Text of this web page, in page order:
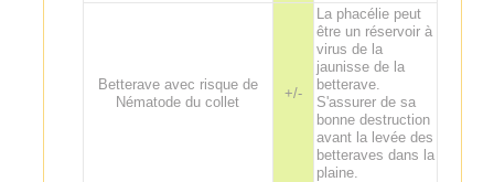
Betterave avec risque de
Nématode du collet
+/-
La phacélie peut
être un réservoir à
virus de la
jaunisse de la
betterave.
S'assurer de sa
bonne destruction
avant la levée des
betteraves dans la
plaine.